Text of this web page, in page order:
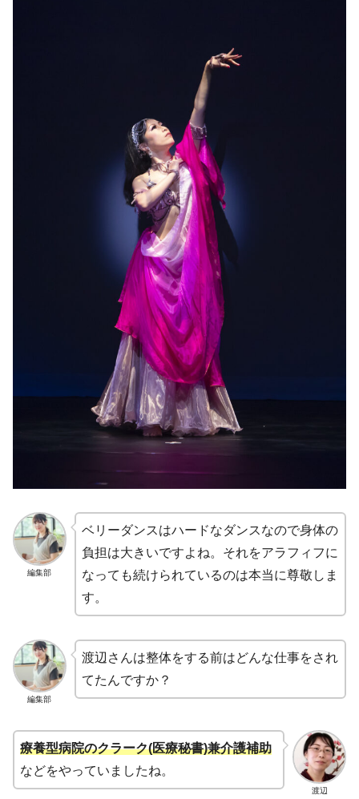
編集部
ベリーダンスはハードなダンスなので身体の
負担は大きいですよね。それをアラフィフに
なっても続けられているのは本当に尊敬しま
す。
編集部
渡辺さんは整体をする前はどんな仕事をされ
てたんですか？
渡辺
療養型病院のクラーク(医療秘書)兼介護補助
などをやっていましたね。